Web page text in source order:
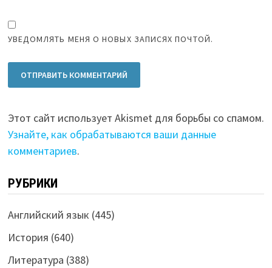
УВЕДОМЛЯТЬ МЕНЯ О НОВЫХ ЗАПИСЯХ ПОЧТОЙ.
Этот сайт использует Akismet для борьбы со спамом.
Узнайте, как обрабатываются ваши данные
комментариев.
РУБРИКИ
Английский язык (445)
История (640)
Литература (388)